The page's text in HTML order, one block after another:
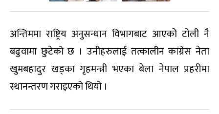
अन्तिममा राष्ट्रिय अनुसन्धान विभागबाट आएको टोली नै
बढुवामा छुटेको छ । उनीहरुलाई तत्कालीन कांग्रेस नेता
खुमबहादुर खड्का गृहमन्त्री भएका बेला नेपाल प्रहरीमा
स्थानन्तरण गराइएको थियो ।